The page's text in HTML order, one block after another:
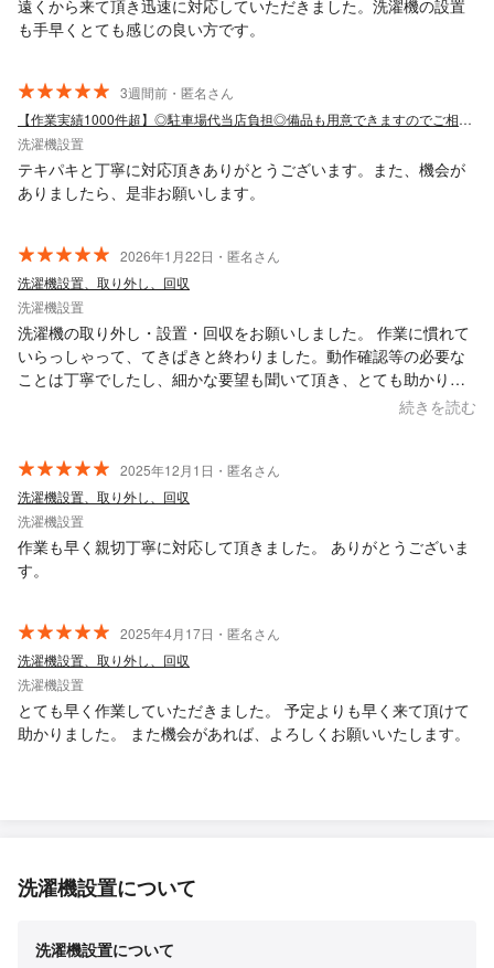
遠くから来て頂き迅速に対応していただきました。洗濯機の設置
も手早くとても感じの良い方です。
3週間前・匿名さん
【作業実績1000件超】◎駐車場代当店負担◎備品も用意できますのでご相談ください
洗濯機設置
テキパキと丁寧に対応頂きありがとうございます。また、機会が
ありましたら、是非お願いします。
2026年1月22日・匿名さん
洗濯機設置、取り外し、回収
洗濯機設置
洗濯機の取り外し・設置・回収をお願いしました。 作業に慣れて
いらっしゃって、てきぱきと終わりました。動作確認等の必要な
ことは丁寧でしたし、細かな要望も聞いて頂き、とても助かりま
続きを読む
2025年12月1日・匿名さん
洗濯機設置、取り外し、回収
洗濯機設置
作業も早く親切丁寧に対応して頂きました。 ありがとうございま
す。
2025年4月17日・匿名さん
洗濯機設置、取り外し、回収
洗濯機設置
とても早く作業していただきました。 予定よりも早く来て頂けて
助かりました。 また機会があれば、よろしくお願いいたします。
洗濯機設置について
洗濯機設置について